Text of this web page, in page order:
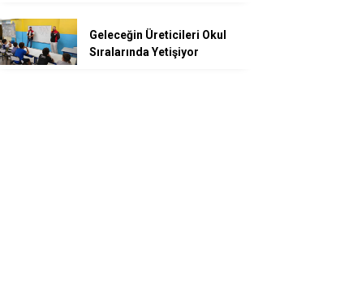
Geleceğin Üreticileri Okul
Sıralarında Yetişiyor